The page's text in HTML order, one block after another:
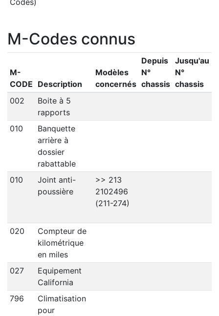
Codes)
M-Codes connus
M-
CODE Description
Modèles
concernés
Depuis
N°
chassis
Jusqu'au
N°
chassis
002
Boite à 5
rapports
010
Banquette
arrière à
dossier
rabattable
010
Joint anti-
poussière
>> 213
2102496
(211-274)
020
Compteur de
kilométrique
en miles
027
Equipement
California
796
Climatisation
pour